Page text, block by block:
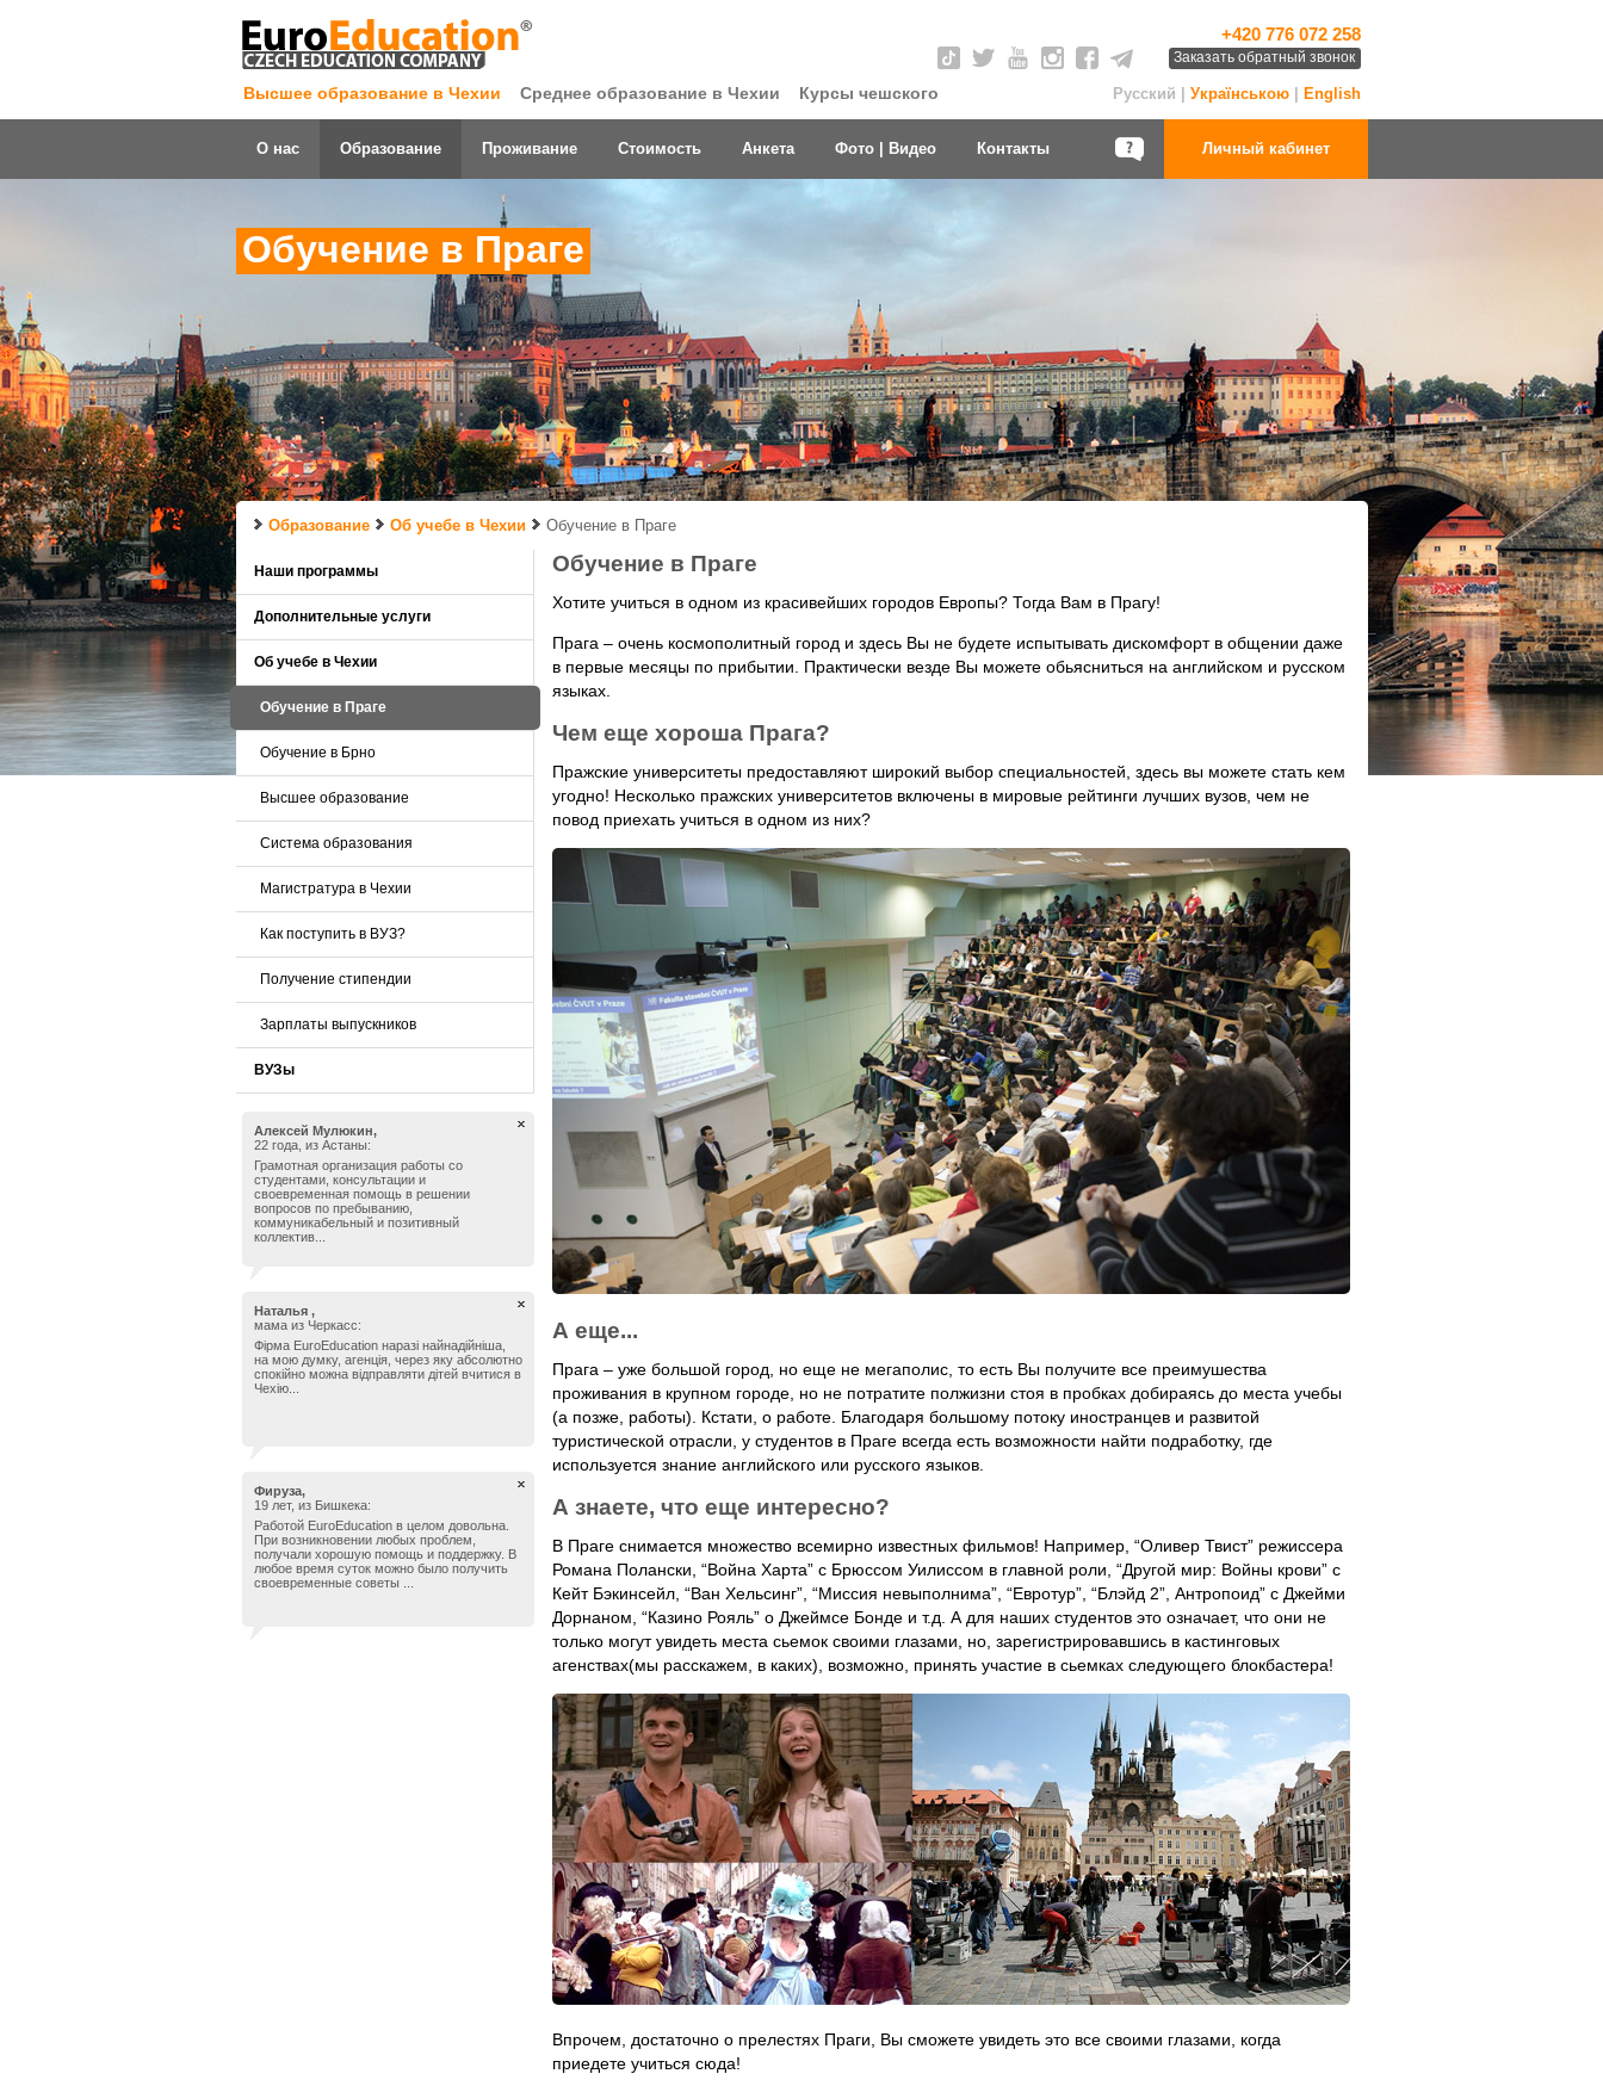
Высшее образование в Чехии Среднее образование в Чехии Курсы чешского
+420 776 072 258
Заказать обратный звонок
Русский | Українською| English
О нас Образование Проживание Стоимость Анкета Фото | Видео Контакты Личный кабинет
Обучение в Праге
Образование Об учебе в Чехии Обучение в Праге
Наши программы
Дополнительные услуги
Об учебе в Чехии
Обучение в Праге
Обучение в Брно
Высшее образование
Cистема образования
Магистратура в Чехии
Как поступить в ВУЗ?
Получение стипендии
Зарплаты выпускников
ВУЗы
Алексей Мулюкин,
22 года, из Астаны:
Грамотная организация работы со
студентами, консультации и
своевременная помощь в решении
вопросов по пребыванию,
коммуникабельный и позитивный
коллектив...
Наталья ,
мама из Черкасс:
Фірма EuroEducation наразі найнадійніша,
на мою думку, агенція, через яку абсолютно
спокійно можна відправляти дітей вчитися в
Чехію...
Фируза,
19 лет, из Бишкека:
Работой EuroEducation в целом довольна.
При возникновении любых проблем,
получали хорошую помощь и поддержку. В
любое время суток можно было получить
своевременные советы ...
Обучение в Праге
Хотите учиться в одном из красивейших городов Европы? Тогда Вам в Прагу!
Прага – очень космополитный город и здесь Вы не будете испытывать дискомфорт в общении даже
в первые месяцы по прибытии. Практически везде Вы можете обьясниться на английском и русском
языках.
Чем еще хороша Прага?
Пражские университеты предоставляют широкий выбор специальностей, здесь вы можете стать кем
угодно! Несколько пражских университетов включены в мировые рейтинги лучших вузов, чем не
повод приехать учиться в одном из них?
А еще...
Прага – уже большой город, но еще не мегаполис, то есть Вы получите все преимушества
проживания в крупном городе, но не потратите полжизни стоя в пробках добираясь до места учебы
(а позже, работы). Кстати, о работе. Благодаря большому потоку иностранцев и развитой
туристической отрасли, у студентов в Праге всегда есть возможности найти подработку, где
используется знание английского или русского языков.
А знаете, что еще интересно?
В Праге снимается множество всемирно известных фильмов! Например, “Оливер Твист” режиссера
Романа Полански, “Война Харта” с Брюссом Уилиссом в главной роли, “Другой мир: Войны крови” с
Кейт Бэкинсейл, “Ван Хельсинг”, “Миссия невыполнима”, “Евротур”, “Блэйд 2”, Антропоид” с Джейми
Дорнаном, “Казино Рояль” о Джеймсе Бонде и т.д. А для наших студентов это означает, что они не
только могут увидеть места сьемок своими глазами, но, зарегистрировавшись в кастинговых
агенствах(мы расскажем, в каких), возможно, принять участие в сьемках следующего блокбастера!
Впрочем, достаточно о прелестях Праги, Вы сможете увидеть это все своими глазами, когда
приедете учиться сюда!